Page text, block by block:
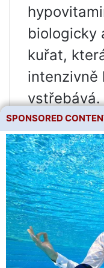
biologicky
kuřat,
intenzivně
zvýšená u
se
obsahem
Pravidla
stravy
V prvních
SPONSORED